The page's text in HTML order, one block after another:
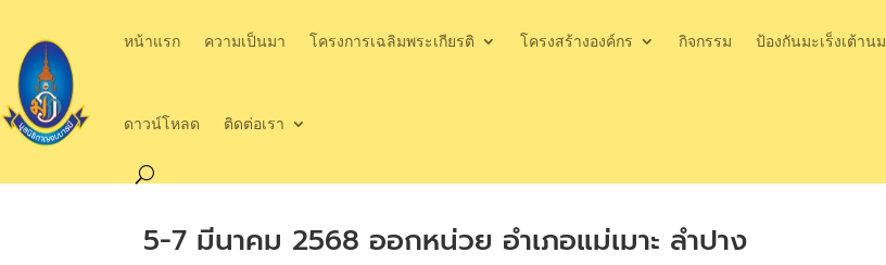
หน้าแรก ความเป็นมา โครงการเฉลิมพระเกียรติ โครงสร้างองค์กร กิจกรรม ป้องกันมะเร็งเต้านม
ดาวน์โหลด ติดต่อเรา
5-7 มีนาคม 2568 ออกหน่วย อำเภอแม่เมาะ ลำปาง